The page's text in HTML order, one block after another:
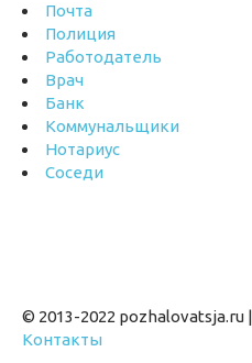
Почта
Полиция
Работодатель
Врач
Банк
Коммунальщики
Нотариус
Соседи
© 2013-2022 pozhalovatsja.ru |
Контакты